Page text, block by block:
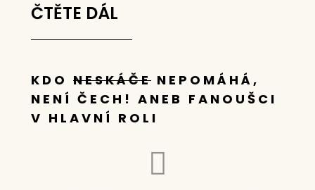
ČTĚTE DÁL
––––––––––––––––––
KDO NESKÁČE NEPOMÁHÁ,
NENÍ ČECH! ANEB FANOUŠCI
V HLAVNÍ ROLI